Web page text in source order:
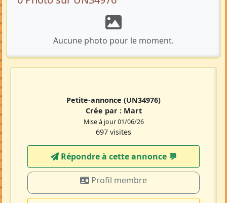
Aucune photo pour le moment.
Petite-annonce (UN34976)
Crée par : Mart
Mise à jour 01/06/26
697 visites
Répondre à cette annonce 💬​
Profil membre